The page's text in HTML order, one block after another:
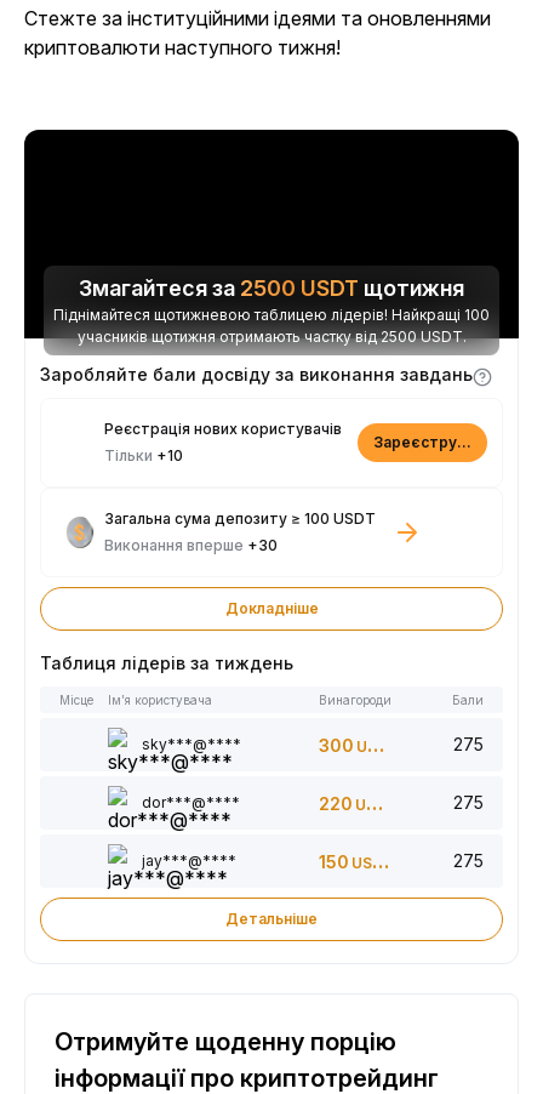
Стежте за інституційними ідеями та оновленнями
криптовалюти наступного тижня!
Змагайтеся за 2500 USDT щотижня
Піднімайтеся щотижневою таблицею лідерів! Найкращі 100
учасників щотижня отримають частку від 2500 USDT.
Заробляйте бали досвіду за виконання завдань
Реєстрація нових користувачів
Тільки +10
Зареєструватися
Загальна сума депозиту ≥ 100 USDT
Виконання вперше +30
Докладніше
Таблиця лідерів за тиждень
Місце Ім’я користувача Винагороди Бали
sky***@**** 300 USDT 275
dor***@**** 220 USDT 275
jay***@**** 150 USDT 275
Детальніше
Отримуйте щоденну порцію
інформації про криптотрейдинг